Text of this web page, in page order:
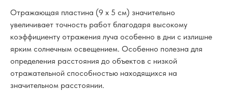
Отражающая пластина (9 х 5 см) значительно
увеличивает точность работ благодаря высокому
коэффициенту отражения луча особенно в дни с излишне
ярким солнечным освещением. Особенно полезна для
определения расстояния до объектов с низкой
отражательной способностью находящихся на
значительном расстоянии.